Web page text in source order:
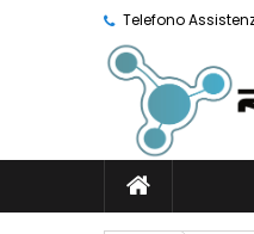
Telefono